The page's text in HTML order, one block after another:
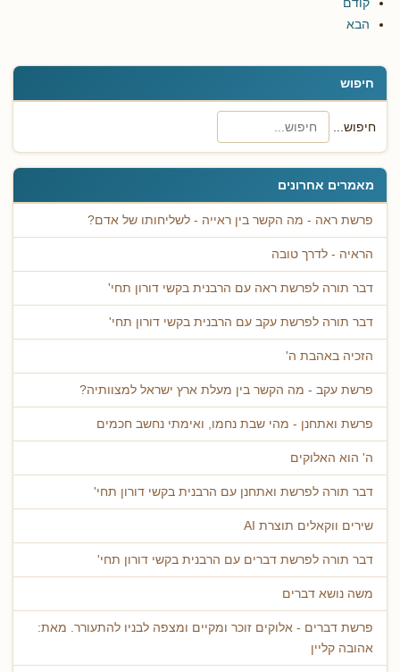
חיפוש
חיפוש...
מאמרים אחרונים
פרשת ראה - מה הקשר בין ראייה - לשליחותו של אדם?
הראיה - לדרך טובה
דבר תורה לפרשת ראה עם הרבנית בקשי דורון תחי'
דבר תורה לפרשת עקב עם הרבנית בקשי דורון תחי'
הזכיה באהבת ה'
פרשת עקב - מה הקשר בין מעלת ארץ ישראל למצוותיה?
פרשת ואתחנן - מהי שבת נחמו, ואימתי נחשב חכמים
ה' הוא האלוקים
דבר תורה לפרשת ואתחנן עם הרבנית בקשי דורון תחי'
שירים ווקאלים תוצרת AI
דבר תורה לפרשת דברים עם הרבנית בקשי דורון תחי'
משה נושא דברים
פרשת דברים - אלוקים זוכר ומקיים ומצפה לבניו להתעורר. מאת:
אהובה קליין
הבא